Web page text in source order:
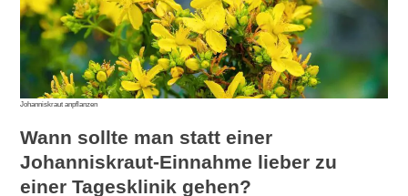
Johanniskraut anpflanzen
Wann sollte man statt einer
Johanniskraut-Einnahme lieber zu
einer Tagesklinik gehen?